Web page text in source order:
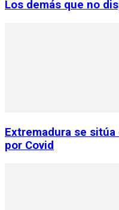
Los demás que no
Extremadura se
por Covid